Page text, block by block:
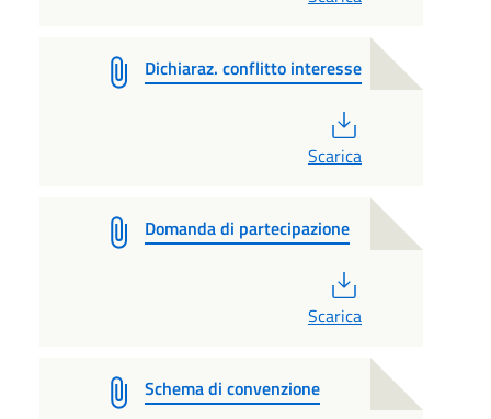
Dichiaraz. conflitto interesse
Scarica
Domanda di partecipazione
Scarica
Schema di convenzione